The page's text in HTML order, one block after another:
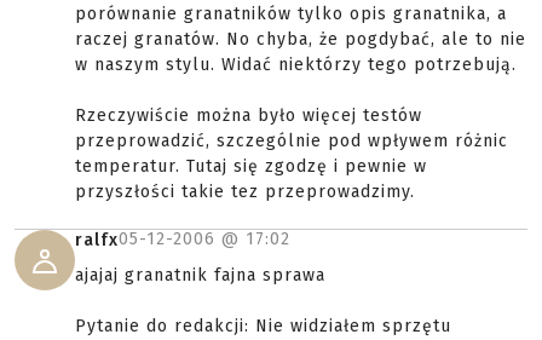
porównanie granatników tylko opis granatnika, a
raczej granatów. No chyba, że pogdybać, ale to nie
w naszym stylu. Widać niektórzy tego potrzebują.
Rzeczywiście można było więcej testów
przeprowadzić, szczególnie pod wpływem różnic
temperatur. Tutaj się zgodzę i pewnie w
przyszłości takie tez przeprowadzimy.
ralfx05-12-2006 @ 17:02
ajajaj granatnik fajna sprawa
Pytanie do redakcji: Nie widziałem sprzętu